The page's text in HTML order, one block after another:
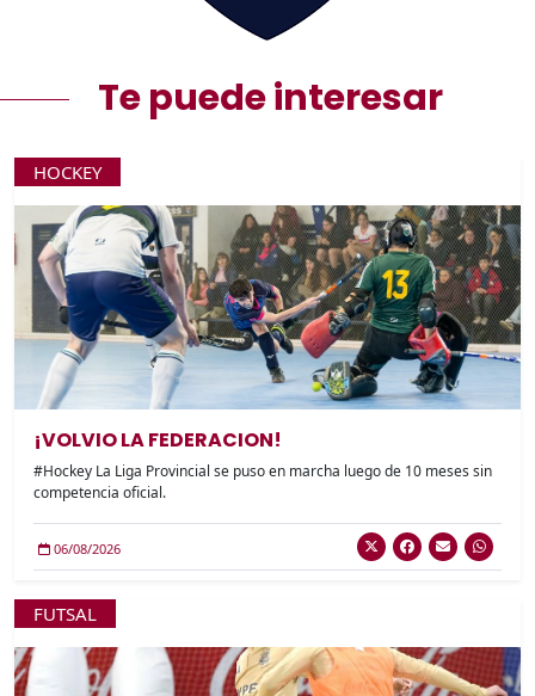
Te puede interesar
HOCKEY
¡VOLVIO LA FEDERACION!
#Hockey La Liga Provincial se puso en marcha luego de 10 meses sin
competencia oficial.
06/08/2026
FUTSAL